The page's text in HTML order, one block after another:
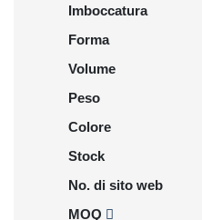
Imboccatura
Forma
Volume
Peso
Colore
Stock
No. di sito web
MOQ